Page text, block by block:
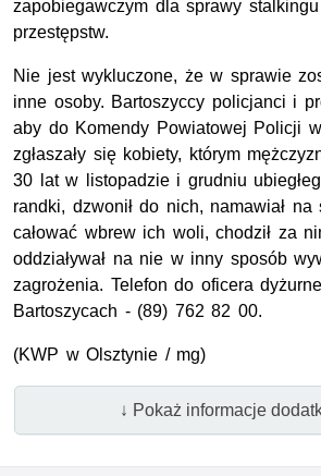
zapobiegawczym dla sprawy
przestępstw.
Nie jest wykluczone, że w sprawie
inne osoby. Bartoszyccy policjanci i
aby do Komendy Powiatowej Policji
zgłaszały się kobiety, którym
30 lat w listopadzie i grudniu
randki, dzwonił do nich, namawiał na
całować wbrew ich woli, chodził za
oddziaływał na nie w inny sposób
zagrożenia. Telefon do oficera
Bartoszycach - (89) 762 82 00.
(KWP w Olsztynie / mg)
↓ Pokaż informacje